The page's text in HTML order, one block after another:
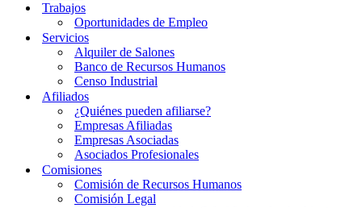
Trabajos
Oportunidades de Empleo
Servicios
Alquiler de Salones
Banco de Recursos Humanos
Censo Industrial
Afiliados
¿Quiénes pueden afiliarse?
Empresas Afiliadas
Empresas Asociadas
Asociados Profesionales
Comisiones
Comisión de Recursos Humanos
Comisión Legal